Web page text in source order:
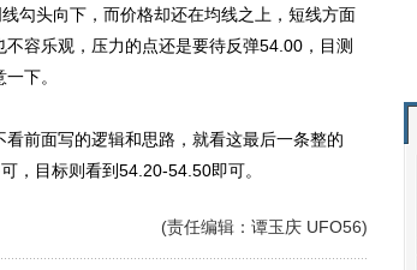
勾头向下，而价格却还在均线之上，短线方面
容乐观，压力的点还是要待反弹54.00，目测
下。
前面写的逻辑和思路，就看这最后一条整的
，目标则看到54.20-54.50即可。
(责任编辑：谭玉庆 UFO56)